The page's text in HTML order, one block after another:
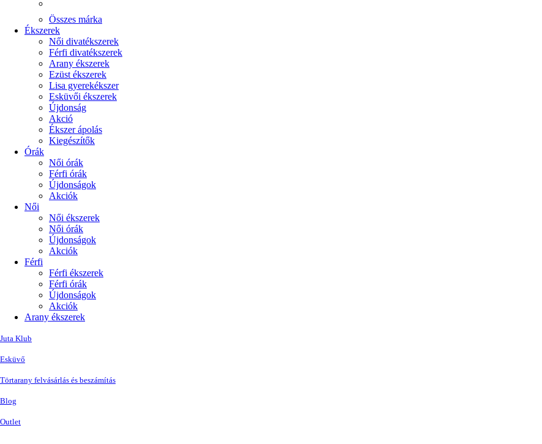
Összes márka
Ékszerek
Női divatékszerek
Férfi divatékszerek
Arany ékszerek
Ezüst ékszerek
Lisa gyerekékszer
Esküvői ékszerek
Újdonság
Akció
Ékszer ápolás
Kiegészítők
Órák
Női órák
Férfi órák
Újdonságok
Akciók
Női
Női ékszerek
Női órák
Újdonságok
Akciók
Férfi
Férfi ékszerek
Férfi órák
Újdonságok
Akciók
Arany ékszerek
Juta Klub
Esküvő
Törtarany felvásárlás és beszámítás
Blog
Outlet